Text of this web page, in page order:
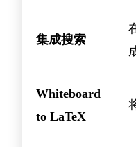
集成搜索
Whiteboard
to LaTeX